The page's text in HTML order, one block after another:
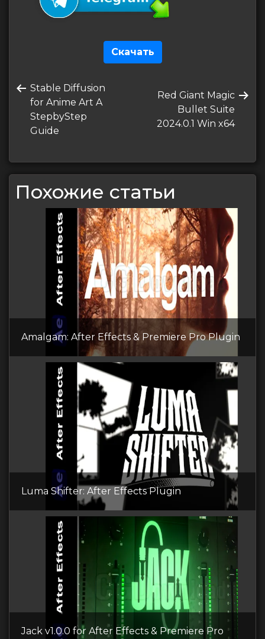
Скачать
по
записям
Предыдущая
запись
Stable Diffusion
for Anime Art A
StepbyStep
Guide
Следующая
запись
Red Giant Magic
Bullet Suite
2024.0.1 Win x64
Похожие статьи
Amalgam: After Effects & Premiere Pro Plugin
Luma Shifter: After Effects Plugin
Jack v1.0.0 for After Effects & Premiere Pro